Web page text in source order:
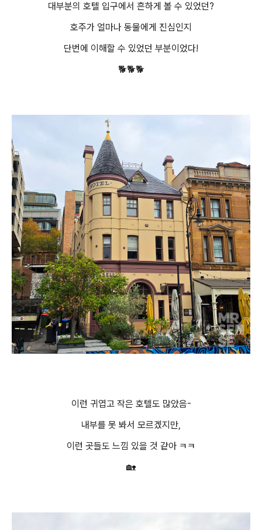
대부분의 호텔 입구에서 흔하게 볼 수 있었던?
호주가 얼마나 동물에게 진심인지
단번에 이해할 수 있었던 부분이었다!
🐕🐕🐕
이런 귀엽고 작은 호텔도 많았음-
내부를 못 봐서 모르겠지만,
이런 곳들도 느낌 있을 것 같아 ㅋㅋ
🏡